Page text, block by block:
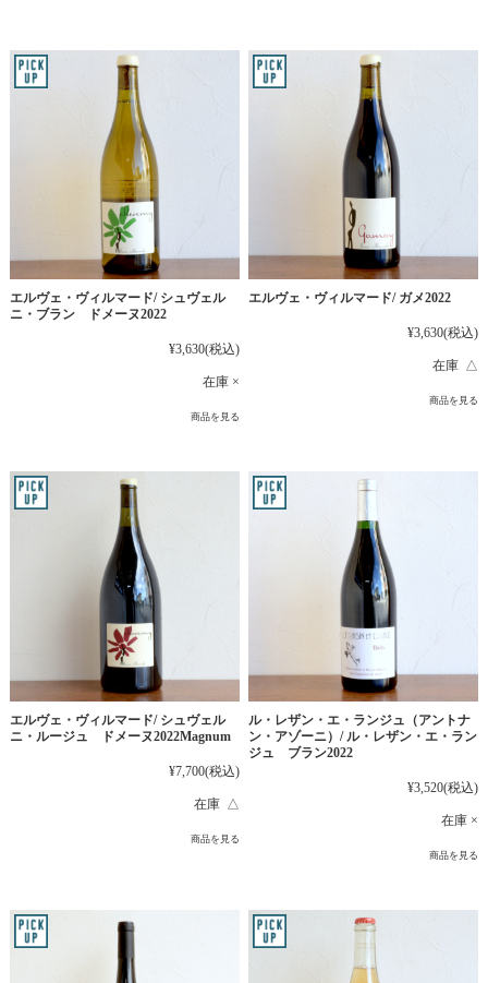
エルヴェ・ヴィルマード/ シュヴェル
ニ・ブラン ドメーヌ2022
¥3,630(税込)
在庫 ×
商品を見る
エルヴェ・ヴィルマード/ ガメ2022
¥3,630(税込)
在庫 △
商品を見る
エルヴェ・ヴィルマード/ シュヴェル
ニ・ルージュ ドメーヌ2022Magnum
¥7,700(税込)
在庫 △
商品を見る
ル・レザン・エ・ランジュ（アントナ
ン・アゾーニ）/ ル・レザン・エ・ラン
ジュ ブラン2022
¥3,520(税込)
在庫 ×
商品を見る